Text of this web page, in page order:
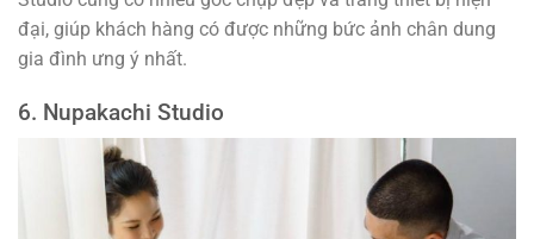
đại, giúp khách hàng có được những bức ảnh chân dung
gia đình ưng ý nhất.
6. Nupakachi Studio